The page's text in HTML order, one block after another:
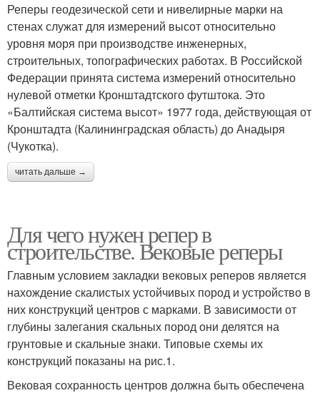
Реперы геодезической сети и нивелирные марки на
стенах служат для измерений высот относительно
уровня моря при производстве инженерных,
строительных, топографических работах. В Российской
Федерации принята система измерений относительно
нулевой отметки Кронштадтского футштока. Это
«Балтийская система высот» 1977 года, действующая от
Кронштадта (Калининградская область) до Анадыря
(Чукотка).
читать дальше →
Для чего нужен репер в
строительстве. Вековые реперы
Главным условием закладки вековых реперов является
нахождение скалистых устойчивых пород и устройство в
них конструкций центров с марками. В зависимости от
глубины залегания скальных пород они делятся на
грунтовые и скальные знаки. Типовые схемы их
конструкций показаны на рис.1.
Вековая сохранность центров должна быть обеспечена